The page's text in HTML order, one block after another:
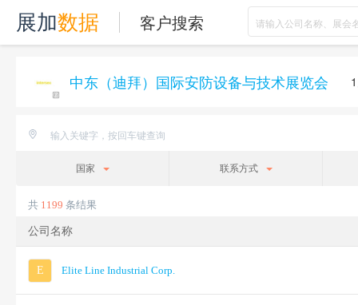
展加数据 客户搜索
中东（迪拜）国际安防设备与技术展览会 1
国家 联系方式
共 1199 条结果
公司名称
E Elite Line Industrial Corp.